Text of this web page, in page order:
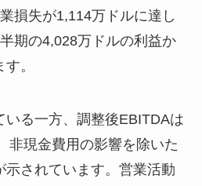
損失が1,114万ドルに達し
期の4,028万ドルの利益か
。
いる一方、調整後EBITDAは
非現金費用の影響を除いた
示されています。営業活動